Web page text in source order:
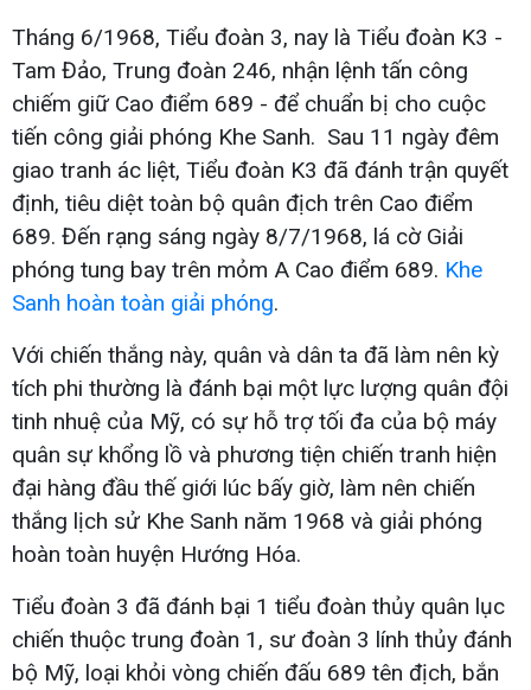
Tháng 6/1968, Tiểu đoàn 3, nay là Tiểu đoàn K3 -
Tam Đảo, Trung đoàn 246, nhận lệnh tấn công
chiếm giữ Cao điểm 689 - để chuẩn bị cho cuộc
tiến công giải phóng Khe Sanh. Sau 11 ngày đêm
giao tranh ác liệt, Tiểu đoàn K3 đã đánh trận quyết
định, tiêu diệt toàn bộ quân địch trên Cao điểm
689. Đến rạng sáng ngày 8/7/1968, lá cờ Giải
phóng tung bay trên mỏm A Cao điểm 689. Khe
Sanh hoàn toàn giải phóng.
Với chiến thắng này, quân và dân ta đã làm nên kỳ
tích phi thường là đánh bại một lực lượng quân đội
tinh nhuệ của Mỹ, có sự hỗ trợ tối đa của bộ máy
quân sự khổng lồ và phương tiện chiến tranh hiện
đại hàng đầu thế giới lúc bấy giờ, làm nên chiến
thắng lịch sử Khe Sanh năm 1968 và giải phóng
hoàn toàn huyện Hướng Hóa.
Tiểu đoàn 3 đã đánh bại 1 tiểu đoàn thủy quân lục
chiến thuộc trung đoàn 1, sư đoàn 3 lính thủy đánh
bộ Mỹ, loại khỏi vòng chiến đấu 689 tên địch, bắn